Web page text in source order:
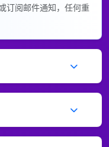
订阅邮件通知，任何重